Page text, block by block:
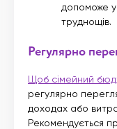
допоможе
труднощів.
Регулярно
Щоб сімейний
регулярно
доходах або
Рекомендується